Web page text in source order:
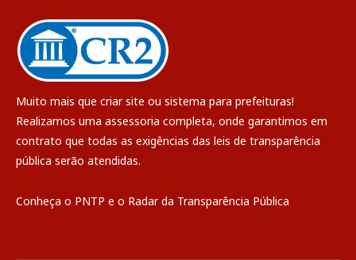
Muito mais que criar site ou sistema para prefeituras!
Realizamos uma assessoria completa, onde garantimos em
contrato que todas as exigências das leis de transparência
pública serão atendidas.
Conheça o PNTP e o Radar da Transparência Pública